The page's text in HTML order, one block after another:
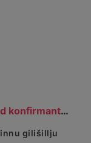
Konfirmánttat ja báhppa. Prest med konfirmanter.
gilišillju